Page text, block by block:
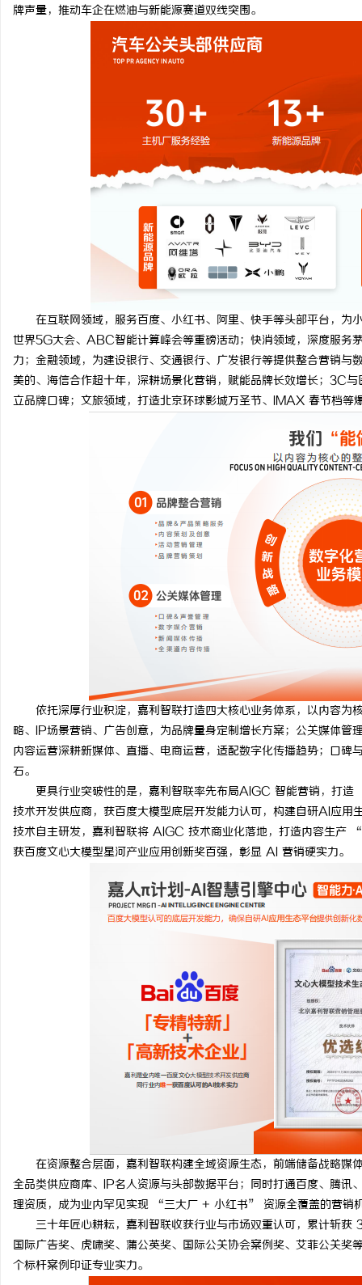
牌声量，推动车企在燃油与新能源赛道双线突围。
在互联网领域，服务百度、小红书、阿里、快手等头部平台，为
世界5G大会、ABC智能计算峰会等重磅活动；快消领域，深度服务
力；金融领域，为建设银行、交通银行、广发银行等提供整合营销
美的、海信合作超十年，深耕场景化营销，赋能品牌长效增长；3C
立品牌口碑；文旅领域，打造北京环球影城万圣节、IMAX 春节档等
依托深厚行业积淀，嘉利智联打造四大核心业务体系，以内容为
略、IP场景营销、广告创意，为品牌量身定制增长方案；公关媒体
内容运营深耕新媒体、直播、电商运营，适配数字化传播趋势；口
石。
更具行业突破性的是，嘉利智联率先布局AIGC 智能营销，打
技术开发供应商，获百度大模型底层开发能力认可，构建自研AI应
技术自主研发，嘉利智联将 AIGC 技术商业化落地，打造内容生
获百度文心大模型星河产业应用创新奖百强，彰显 AI 营销硬实力。
在资源整合层面，嘉利智联构建全域资源生态，前端储备战略媒
全品类供应商库、IP名人资源与头部数据平台；同时打通百度、腾
理资质，成为业内罕见实现 “三大厂 + 小红书” 资源全覆盖的营销
三十年匠心耕耘，嘉利智联收获行业与市场双重认可，累计斩获
国际广告奖、虎啸奖、蒲公英奖、国际公关协会案例奖、艾菲公关
个标杆案例印证专业实力。